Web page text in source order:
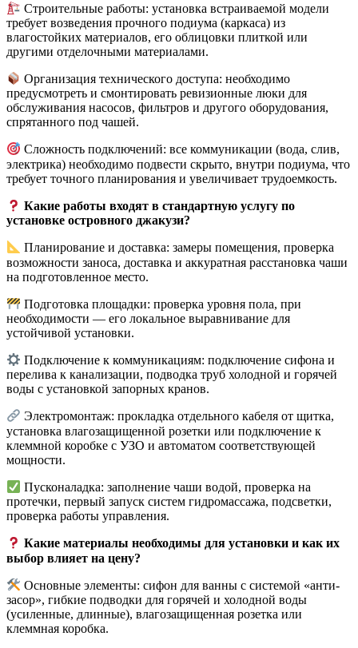
Строительные работы: установка встраиваемой модели
требует возведения прочного подиума (каркаса) из
влагостойких материалов, его облицовки плиткой или
другими отделочными материалами.
Организация технического доступа: необходимо
предусмотреть и смонтировать ревизионные люки для
обслуживания насосов, фильтров и другого оборудования,
спрятанного под чашей.
Сложность подключений: все коммуникации (вода, слив,
электрика) необходимо подвести скрыто, внутри подиума, что
требует точного планирования и увеличивает трудоемкость.
Какие работы входят в стандартную услугу по
установке островного джакузи?
Планирование и доставка: замеры помещения, проверка
возможности заноса, доставка и аккуратная расстановка чаши
на подготовленное место.
Подготовка площадки: проверка уровня пола, при
необходимости — его локальное выравнивание для
устойчивой установки.
Подключение к коммуникациям: подключение сифона и
перелива к канализации, подводка труб холодной и горячей
воды с установкой запорных кранов.
Электромонтаж: прокладка отдельного кабеля от щитка,
установка влагозащищенной розетки или подключение к
клеммной коробке с УЗО и автоматом соответствующей
мощности.
Пусконаладка: заполнение чаши водой, проверка на
протечки, первый запуск систем гидромассажа, подсветки,
проверка работы управления.
Какие материалы необходимы для установки и как их
выбор влияет на цену?
Основные элементы: сифон для ванны с системой «анти-
засор», гибкие подводки для горячей и холодной воды
(усиленные, длинные), влагозащищенная розетка или
клеммная коробка.